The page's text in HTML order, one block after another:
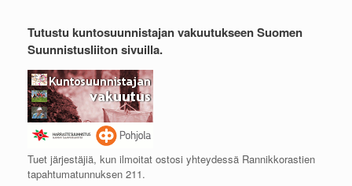
Tutustu kuntosuunnistajan vakuutukseen Suomen
Suunnistusliiton sivuilla.
Tuet järjestäjiä, kun ilmoitat ostosi yhteydessä Rannikkorastien
tapahtumatunnuksen 211.